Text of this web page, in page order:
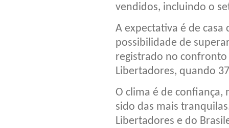
vendidos, incluindo o
A expectativa é de
possibilidade de
registrado no confronto
Libertadores, quando
O clima é de
sido das mais
Libertadores e do